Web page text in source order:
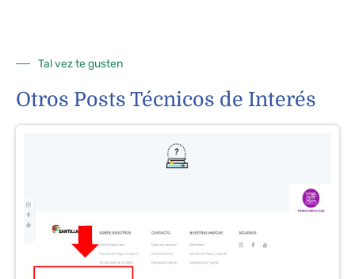
Tal vez te gusten
Otros Posts Técnicos de Interés